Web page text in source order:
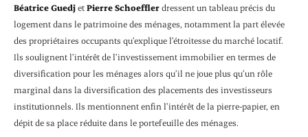
Béatrice GuedjetPierre Schoefflerdressent un tableau précis du
logement dans le patrimoine des ménages, notamment la part élevée
des propriétaires occupants qu’explique l’étroitesse du marché locatif.
Ils soulignent l’intérêt de l’investissement immobilier en termes de
diversification pour les ménages alors qu’il ne joue plus qu’un rôle
marginal dans la diversification des placements des investisseurs
institutionnels. Ils mentionnent enfin l’intérêt de la pierre-papier, en
dépit de sa place réduite dans le portefeuille des ménages.